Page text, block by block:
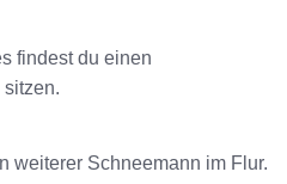
findest du einen
sitzen.
weiterer Schneemann im Flur.